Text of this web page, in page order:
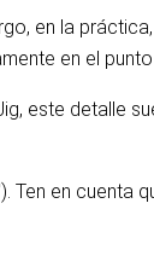
en la
en el
este detalle
en cuenta